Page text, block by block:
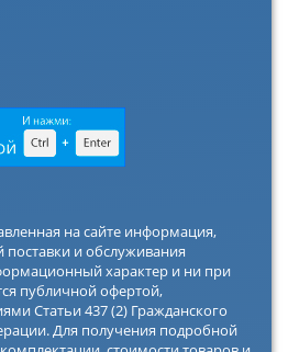
на сайте информация,
и обслуживания
характер и ни при
публичной офертой,
Статьи 437 (2) Гражданского
Для получения подробной